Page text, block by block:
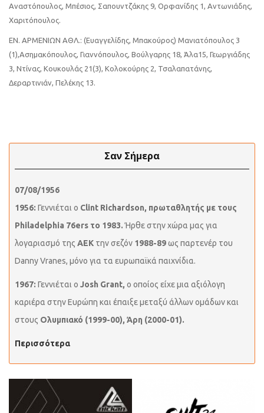
Αναστόπουλος, Μπέσιος, Σαπουντζάκης 9, Ορφανίδης 1, Αντωνιάδης,
Χαριτόπουλος.
ΕΝ. ΑΡΜΕΝΙΩΝ ΑΘΛ.: (Ευαγγελίδης, Μπακούρος) Μανιατόπουλος 3
(1),Ασημακόπουλος, Γιαννόπουλος, Βούλγαρης 18, Άλα15, Γεωργιάδης
3, Ντίνας, Κουκουλάς 21(3), Κολοκούρης 2, Τσαλαπατάνης,
Δεραρτινιάν, Πελέκης 13.
Σαν Σήμερα
07/08/1956
1956: Γεννιέται ο Clint Richardson, πρωταθλητής με τους
Philadelphia 76ers το 1983.Ήρθε στην χώρα μας για
λογαριασμό της ΑΕΚ την σεζόν 1988-89ως παρτενέρ του
Danny Vranes, μόνο για τα ευρωπαϊκά παιχνίδια.
1967: Γεννιέται ο Josh Grant, ο οποίος είχε μια αξιόλογη
καριέρα στην Ευρώπη και έπαιξε μεταξύ άλλων ομάδων και
στους Ολυμπιακό (1999-00), Άρη (2000-01).
Περισσότερα